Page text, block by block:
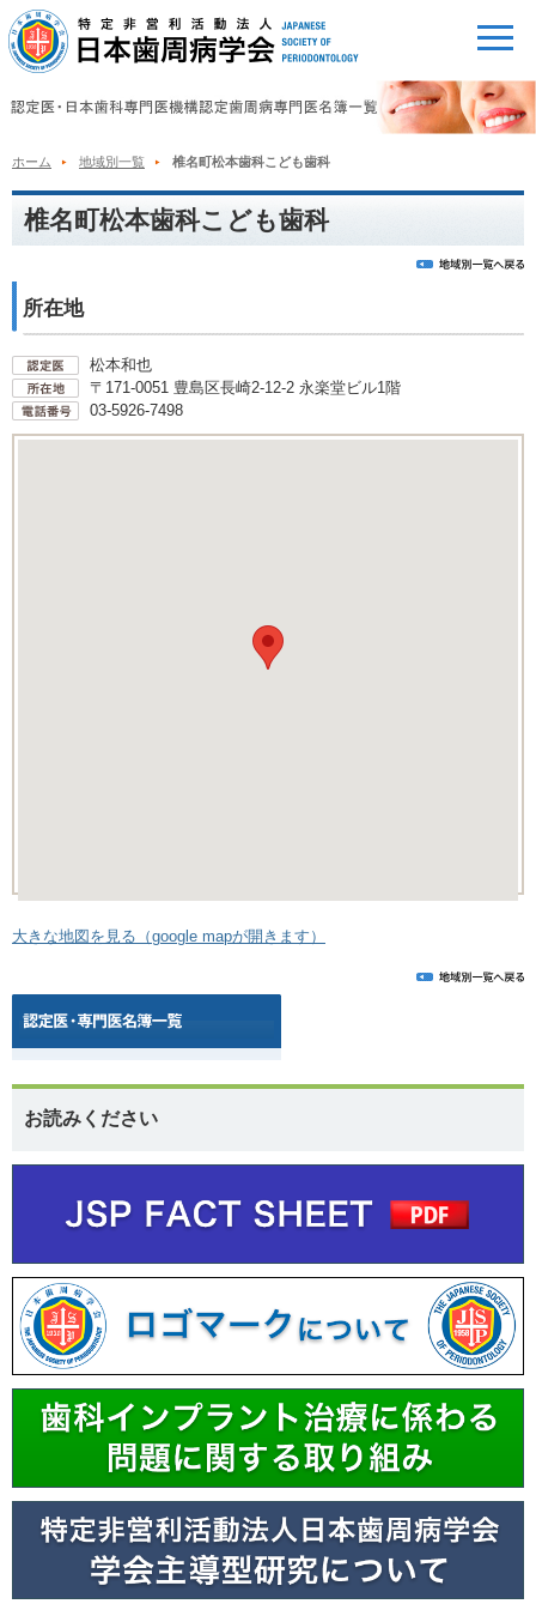
ホーム 地域別一覧 椎名町松本歯科こども歯科
椎名町松本歯科こども歯科
所在地
松本和也
〒171-0051 豊島区長崎2-12-2 永楽堂ビル1階
03-5926-7498
大きな地図を見る（google mapが開きます）
お読みください